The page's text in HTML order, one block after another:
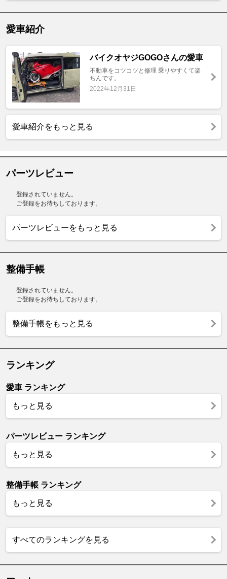
愛車紹介
バイクオヤジGOGOさんの愛車
不動車をコツコツと修理 乗りやすくて楽
ちんです。
2022年12月31日
愛車紹介をもっと見る
パーツレビュー
登録されていません。
ご登録をお待ちしております。
パーツレビューをもっと見る
整備手帳
登録されていません。
ご登録をお待ちしております。
整備手帳をもっと見る
ランキング
愛車 ランキング
もっと見る
パーツレビュー ランキング
もっと見る
整備手帳 ランキング
もっと見る
すべてのランキングを見る